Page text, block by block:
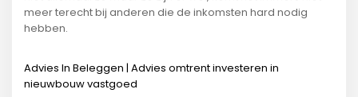
meer terecht bij anderen die de inkomsten hard nodig
hebben.
Advies In Beleggen | Advies omtrent investeren in
nieuwbouw vastgoed